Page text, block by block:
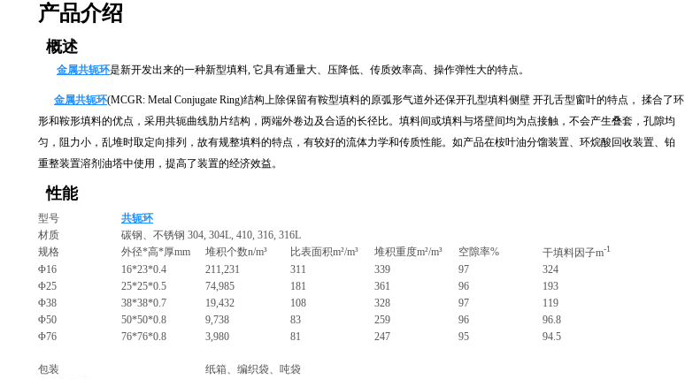
产品介绍
概述
金属共轭环是新开发出来的一种新型填料, 它具有通量大、压降低、传质效率高、操作弹性大的特点。
金属共轭环(MCGR: Metal Conjugate Ring)结构上除保留有鞍型填料的原弧形气道外还保开孔型填料侧壁 开孔舌型窗叶的特点， 揉合了环
形和鞍形填料的优点，采用共轭曲线肋片结构，两端外卷边及合适的长径比。填料间或填料与塔壁间均为点接触，不会产生叠套，孔隙均
匀，阻力小，乱堆时取定向排列，故有规整填料的特点，有较好的流体力学和传质性能。如产品在桉叶油分馏装置、环烷酸回收装置、铂
重整装置溶剂油塔中使用，提高了装置的经济效益。
性能
型号
共轭环
材质
碳钢、 不锈钢 304, 304L, 410, 316, 316L
规格
外径*高*厚mm 堆积个数n/m³ 比表面积m²/m³ 堆积重度m²/m³ 空隙率% 干填料因子m-1
Φ16 16*23*0.4 211,231 311 339 97
324
Φ25
25*25*0.5 74,985 181 361 96
193
Φ38
38*38*0.7 19,432 108 328 97
119
Φ50
50*50*0.8 9,738 83 259 96
96.8
Φ76
76*76*0.8 3,980 81 247 95 94.5
包装
纸箱、编织袋、吨袋